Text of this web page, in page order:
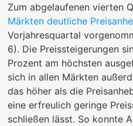
Zum abgelaufenen vierten
Märkten deutliche
Vorjahresquartal
6). Die Preissteigerungen
Prozent am höchsten
sich in allen Märkten
das höher als die
eine erfreulich geringe
schließen lässt. So konnte